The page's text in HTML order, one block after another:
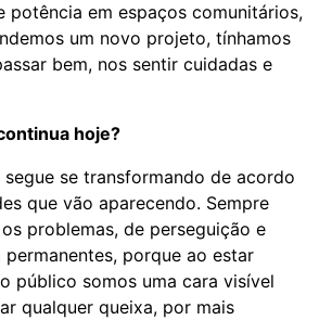
potência em espaços comunitários,
um novo projeto, tínhamos
bem, nos sentir cuidadas e
hoje?
segue se transformando de acordo
que vão aparecendo. Sempre
problemas, de perseguição e
porque ao estar
público somos uma cara visível
qualquer queixa, por mais